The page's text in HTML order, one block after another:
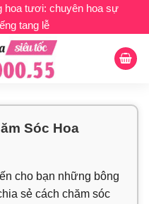
hoa tươi: chuyên hoa sự
tang lễ
Sóc Hoa
cho bạn những bông
sẻ cách chăm sóc